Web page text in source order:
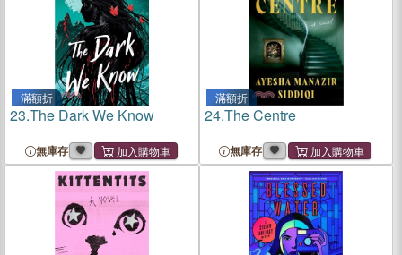
滿額折
23.The Dark We Know
無庫存
滿額折
24.The Centre
無庫存